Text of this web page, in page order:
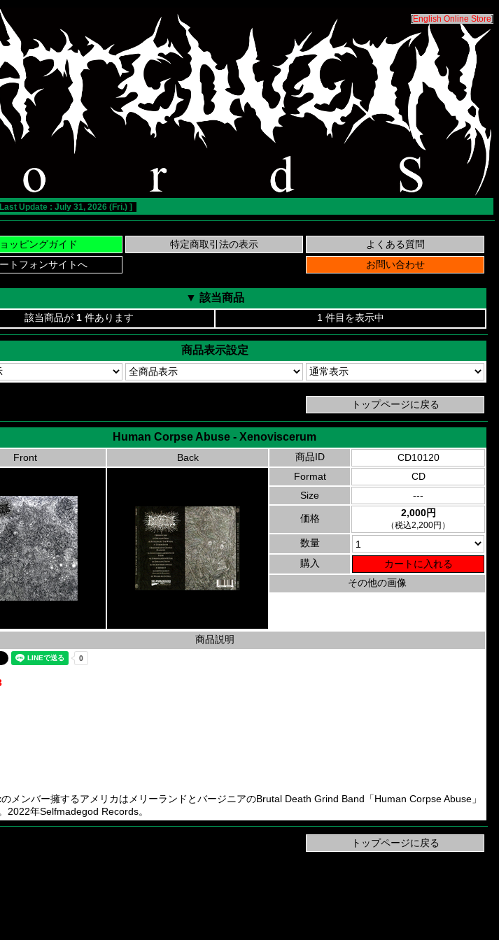
[English Online Store]
Update : July 31, 2026 (Fri.) ]
▼ 該当商品
該当商品が 1 件あります 1 件目を表示中
商品表示設定
Human Corpse Abuse - Xenoviscerum
Front Back 商品ID
CD10120
Format
CD
Size
---
価格 2,000円
（税込2,200円）
数量
購入
その他の画像
商品説明
メンバー擁するアメリカはメリーランドとバージニアのBrutal Death Grind Band「Human Corpse Abuse」
2022年Selfmadegod Records。